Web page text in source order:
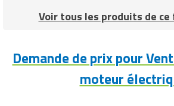
Voir tous les produits de
Demande de prix pour
moteur